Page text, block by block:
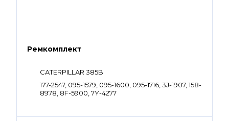
Ремкомплект
CATERPILLAR 385B
177-2547, 095-1579, 095-1600, 095-1716, 3J-1907, 158-
8978, 8F-5900, 7Y-4277